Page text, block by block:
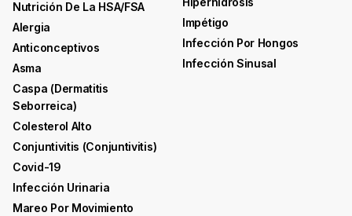
Nutrición De La HSA/FSA
Alergia
Anticonceptivos
Asma
Caspa (dermatitis
Seborreica)
Colesterol Alto
Conjuntivitis (conjuntivitis)
Covid-19
Impétigo
Infección Por Hongos
Infección Sinusal
Infección Urinaria
Mareo Por Movimiento